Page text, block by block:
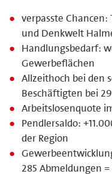
verpasste Chancen:
und Denkwelt
Handlungsbedarf:
Gewerbeflächen
Allzeithoch bei den
Beschäftigten bei
Arbeitslosenquote
Pendlersaldo:
der Region
285 Abmeldungen =